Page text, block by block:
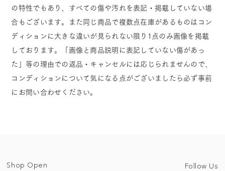
の特性でもあり、すべての傷や汚れを表記・掲載していない場
合もございます。また同じ商品で複数点在庫があるものはコン
ディションに大きな違いが見られない限り1点のみ画像を掲載
しております。「画像と商品説明に表記していない傷があっ
た」等の理由での返品・キャンセルには応じられませんので、
コンディションについて気になる点がございましたら必ず事前
にお問い合わせください。
Shop Open
Follow Us